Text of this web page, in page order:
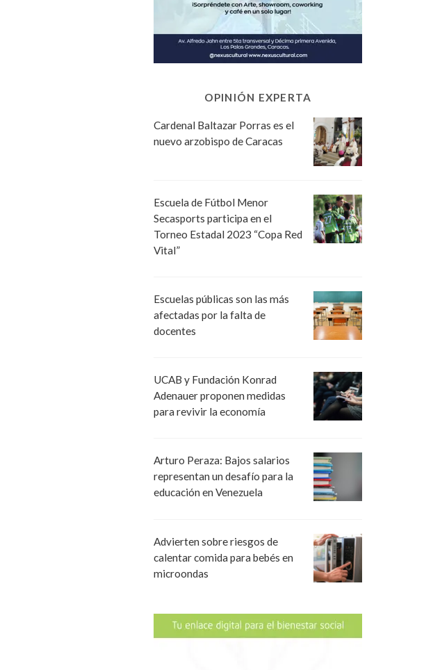
OPINIÓN EXPERTA
Cardenal Baltazar Porras es el
nuevo arzobispo de Caracas
Escuela de Fútbol Menor
Secasports participa en el
Torneo Estadal 2023 “Copa Red
Vital”
Escuelas públicas son las más
afectadas por la falta de
docentes
UCAB y Fundación Konrad
Adenauer proponen medidas
para revivir la economía
Arturo Peraza: Bajos salarios
representan un desafío para la
educación en Venezuela
Advierten sobre riesgos de
calentar comida para bebés en
microondas